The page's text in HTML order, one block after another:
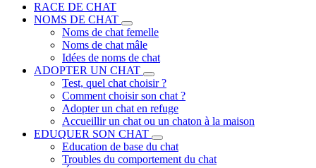
RACE DE CHAT
NOMS DE CHAT
Noms de chat femelle
Noms de chat mâle
Idées de noms de chat
ADOPTER UN CHAT
Test, quel chat choisir ?
Comment choisir son chat ?
Adopter un chat en refuge
Accueillir un chat ou un chaton à la maison
EDUQUER SON CHAT
Education de base du chat
Troubles du comportement du chat